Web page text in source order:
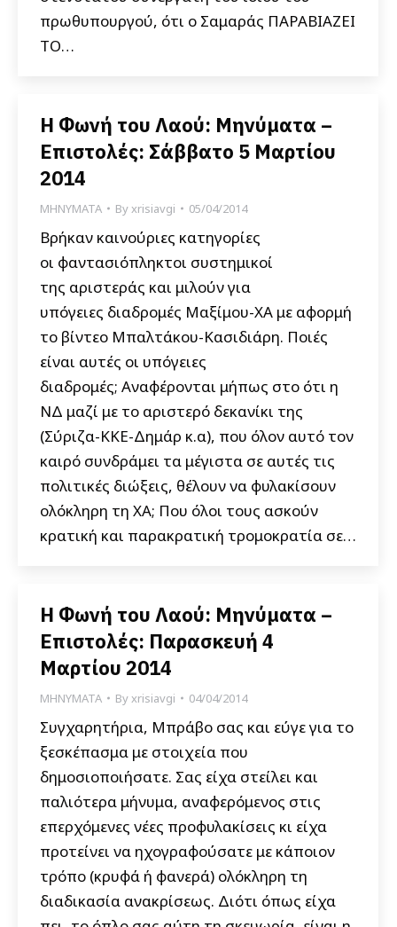
πρωθυπουργού, ότι ο Σαμαράς ΠΑΡΑΒΙΑΖΕΙ
ΤΟ…
Η Φωνή του Λαού: Μηνύματα –
Επιστολές: Σάββατο 5 Μαρτίου
2014
ΜΗΝΥΜΑΤΑ Byxrisiavgi 05/04/2014
Βρήκαν καινούριες κατηγορίες
οι φαντασιόπληκτοι συστημικοί
της αριστεράς και μιλούν για
υπόγειες διαδρομές Μαξίμου-ΧΑ με αφορμή
το βίντεο Μπαλτάκου-Κασιδιάρη. Ποιές
είναι αυτές οι υπόγειες
διαδρομές; Αναφέρονται μήπως στο ότι η
ΝΔ μαζί με το αριστερό δεκανίκι της
(Σύριζα-ΚΚΕ-Δημάρ κ.α), που όλον αυτό τον
καιρό συνδράμει τα μέγιστα σε αυτές τις
πολιτικές διώξεις, θέλουν να φυλακίσουν
ολόκληρη τη ΧΑ; Που όλοι τους ασκούν
κρατική και παρακρατική τρομοκρατία σε…
Η Φωνή του Λαού: Μηνύματα –
Επιστολές: Παρασκευή 4
Μαρτίου 2014
ΜΗΝΥΜΑΤΑ Byxrisiavgi 04/04/2014
Συγχαρητήρια, Μπράβο σας και εύγε για το
ξεσκέπασμα με στοιχεία που
δημοσιοποιήσατε. Σας είχα στείλει και
παλιότερα μήνυμα, αναφερόμενος στις
επερχόμενες νέες προφυλακίσεις κι είχα
προτείνει να ηχογραφούσατε με κάποιον
τρόπο (κρυφά ή φανερά) ολόκληρη τη
διαδικασία ανακρίσεως. Διότι όπως είχα